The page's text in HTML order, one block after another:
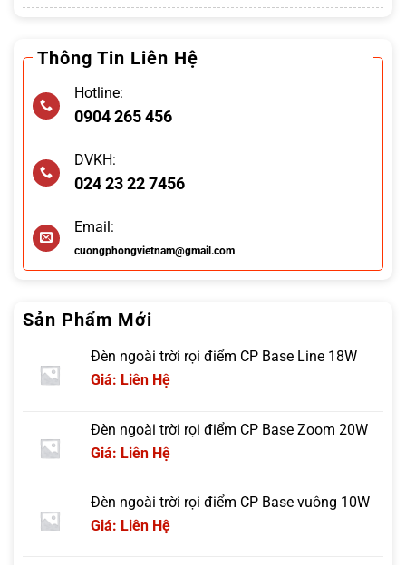
Thông Tin Liên Hệ
Hotline:
0904 265 456
DVKH:
024 23 22 7456
Email:
cuongphongvietnam@gmail.com
Sản Phẩm Mới
Đèn ngoài trời rọi điểm CP Base Line 18W
Giá: Liên Hệ
Đèn ngoài trời rọi điểm CP Base Zoom 20W
Giá: Liên Hệ
Đèn ngoài trời rọi điểm CP Base vuông 10W
Giá: Liên Hệ